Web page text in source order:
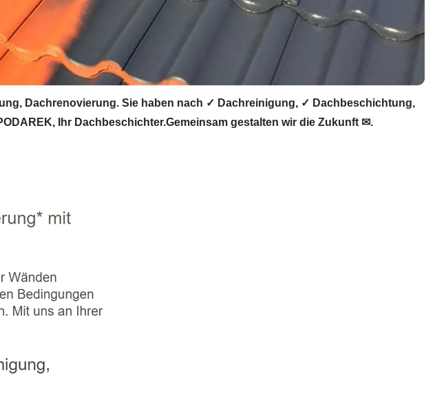
Dachrenovierung. Sie haben nach ✓ Dachreinigung, ✓ Dachbeschichtung,
Ihr Dachbeschichter.Gemeinsam gestalten wir die Zukunft ✉.